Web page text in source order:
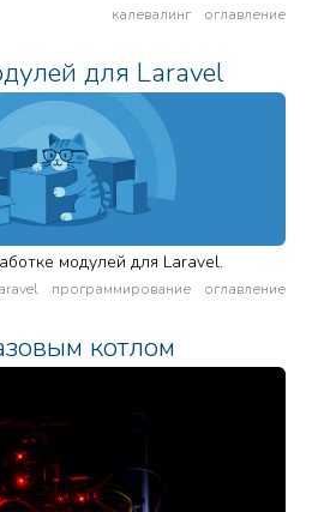
калевалинг оглавление
для Laravel
модулей для Laravel.
программирование оглавление
котлом